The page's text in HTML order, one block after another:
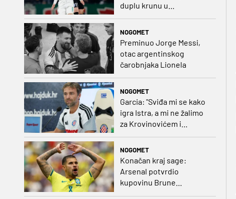
duplu krunu u
Rumunjskoj pa preselio
NOGOMET
Preminuo Jorge Messi,
otac argentinskog
čarobnjaka Lionela
NOGOMET
Garcia: "Sviđa mi se kako
igra Istra, a mi ne žalimo
za Krovinovićem i
NOGOMET
Konačan kraj sage:
Arsenal potvrdio
kupovinu Brune